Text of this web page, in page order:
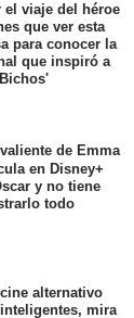
el viaje del héroe
que ver esta
para conocer la
que inspiró a
de Emma
en Disney+
y no tiene
todo
alternativo
mira